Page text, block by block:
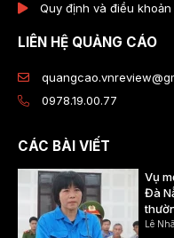
Quy định và điều
LIÊN HỆ QUẢNG CÁO
0978.19.00.77
CÁC BÀI VIẾT
Vụ
Đà
Lê